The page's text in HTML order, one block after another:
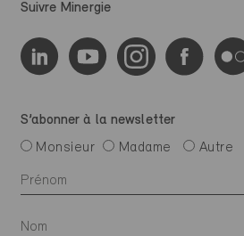
Suivre Minergie
S’abonner à la newsletter
Monsieur
Madame Autre